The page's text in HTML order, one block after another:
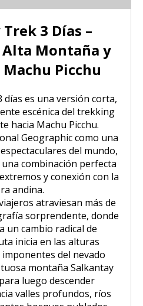
Cusco visto de um
Chachani (2
em Alta
3D/2N
Chullpas saindo
dos Uros,
de Bicicleta
2 Dias / 1 Noite
2 Dias / 1 Noite
3 Dias / 2
4D | Rota Ancestral
– Machu Picchu
3D/2N | Machu
Montanha das
3 dias
Machu Picchu |
viva
2D | Caminhada na
3D | Alta
– Machu Picchu
a Machu Picchu /
3 Días –
Montaña y
Picchu
días es una versión corta,
escénica del trekking
hacia Machu Picchu.
Geographic como una
del mundo,
combinación perfecta
y conexión con la
andina.
atraviesan más de
sorprendente, donde
un cambio radical de
inicia en las alturas
del nevado
montaña Salkantay
luego descender
valles profundos, ríos